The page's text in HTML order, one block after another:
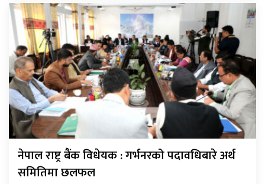
नेपाल राष्ट्र बैंक विधेयक : गर्भनरको पदावधिबारे अर्थ
समितिमा छलफल